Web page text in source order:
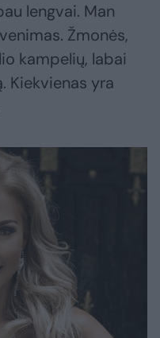
lengvai. Man
Žmonės,
kampelių, labai
Kiekvienas yra